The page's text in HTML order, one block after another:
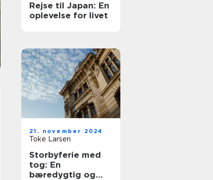
Rejse til Japan: En
oplevelse for livet
21. november 2024
Toke Larsen
Storbyferie med
tog: En
bæredygtig og